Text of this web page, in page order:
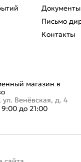
Документы
Письмо
Контакты
магазин в
ул. Венёвская, д. 4
9:00 до 21:00